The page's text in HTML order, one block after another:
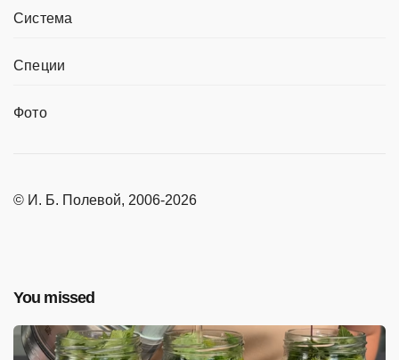
Система
Специи
Фото
© И. Б. Полевой, 2006-2026
You missed